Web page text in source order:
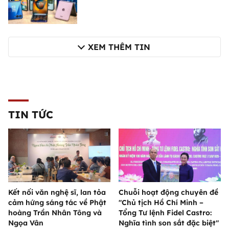
XEM THÊM TIN
TIN TỨC
Kết nối văn nghệ sĩ, lan tỏa
cảm hứng sáng tác về Phật
hoàng Trần Nhân Tông và
Ngọa Vân
Chuỗi hoạt động chuyên đề
"Chủ tịch Hồ Chí Minh –
Tổng Tư lệnh Fidel Castro:
Nghĩa tình son sắt đặc biệt"